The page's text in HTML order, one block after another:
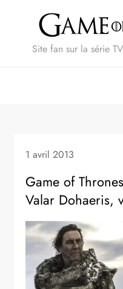
Site fan sur la série
1 avril 2013
Game of
Valar Dohaeris,